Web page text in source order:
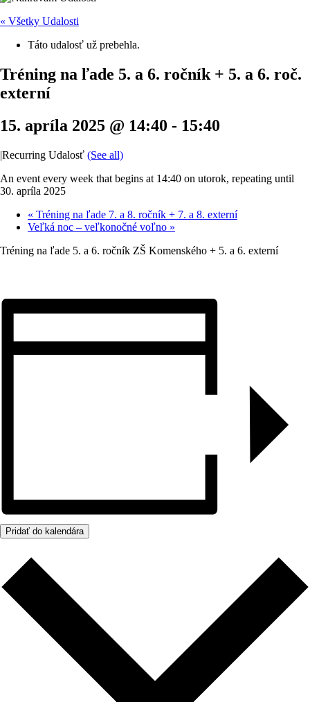
« Všetky Udalosti
Táto udalosť už prebehla.
Tréning na ľade 5. a 6. ročník + 5. a 6. roč.
externí
15. apríla 2025 @ 14:40 - 15:40
|Recurring Udalosť (See all)
An event every week that begins at 14:40 on utorok, repeating until
30. apríla 2025
« Tréning na ľade 7. a 8. ročník + 7. a 8. externí
Veľká noc – veľkonočné voľno »
Tréning na ľade 5. a 6. ročník ZŠ Komenského + 5. a 6. externí
Pridať do kalendára